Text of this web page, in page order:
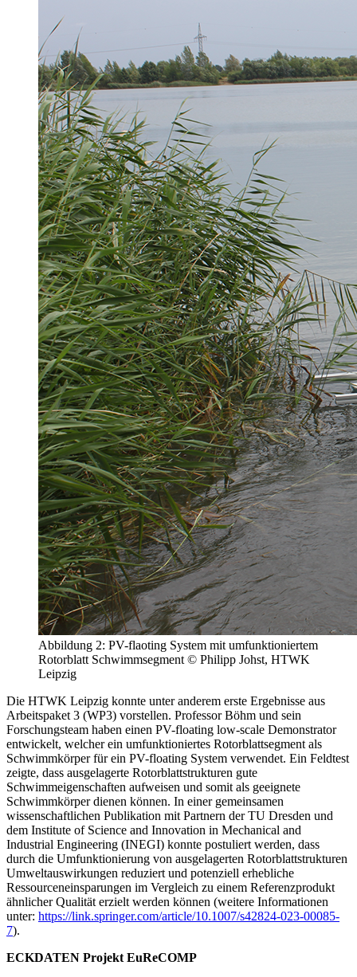
Abbildung 2: PV-flaoting System mit umfunktioniertem
Rotorblatt Schwimmsegment © Philipp Johst, HTWK
Leipzig
Die HTWK Leipzig konnte unter anderem erste Ergebnisse aus
Arbeitspaket 3 (WP3) vorstellen. Professor Böhm und sein
Forschungsteam haben einen PV-floating low-scale Demonstrator
entwickelt, welcher ein umfunktioniertes Rotorblattsegment als
Schwimmkörper für ein PV-floating System verwendet. Ein Feldtest
zeigte, dass ausgelagerte Rotorblattstrukturen gute
Schwimmeigenschaften aufweisen und somit als geeignete
Schwimmkörper dienen können. In einer gemeinsamen
wissenschaftlichen Publikation mit Partnern der TU Dresden und
dem Institute of Science and Innovation in Mechanical and
Industrial Engineering (INEGI) konnte postuliert werden, dass
durch die Umfunktionierung von ausgelagerten Rotorblattstrukturen
Umweltauswirkungen reduziert und potenziell erhebliche
Ressourceneinsparungen im Vergleich zu einem Referenzprodukt
ähnlicher Qualität erzielt werden können (weitere Informationen
unter: https://link.springer.com/article/10.1007/s42824-023-00085-
7).
ECKDATEN Projekt EuReCOMP